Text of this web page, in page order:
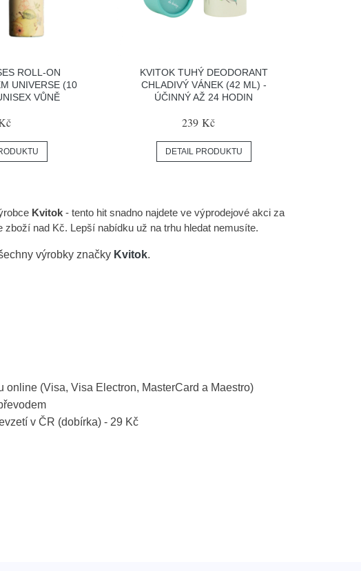
ROLL-ON
UNIVERSE (10
VŮNĚ
KVITOK TUHÝ DEODORANT
CHLADIVÝ VÁNEK (42 ML) -
ÚČINNÝ AŽ 24 HODIN
239 Kč
DETAIL PRODUKTU
Kvitok- tento hit snadno najdete ve výprodejové akci za
nad Kč. Lepší nabídku už na trhu hledat nemusíte.
výrobky značky Kvitok.
online (Visa, Visa Electron, MasterCard a Maestro)
v ČR (dobírka) - 29 Kč